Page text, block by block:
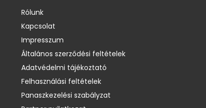
Rólunk
Kapcsolat
Impresszum
Általános szerződési feltételek
Adatvédelmi tájékoztató
Felhasználási feltételek
Panaszkezelési szabályzat